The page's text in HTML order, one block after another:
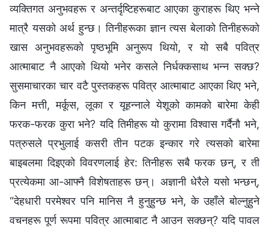
व्यक्तिगत अनुभवहरू र अन्तर्दृष्टिहरूबाट आएका कुराहरू थिए भन्‍ने
मात्रै यसको अर्थ हुन्छ। तिनीहरूका ज्ञान त्यस बेलाको तिनीहरूको
खास अनुभवहरूको पृष्ठभूमि अनुरूप थियो, र यो सबै पवित्र
आत्माबाट नै आएको थियो भनेर कसले निर्धक्‍कसाथ भन्‍न सक्छ?
सुसमाचारका चार वटै पुस्तकहरू पवित्र आत्‍माबाट आएका थिए भने,
किन मत्ती, मर्कूस, लूका र यूहन्‍नाले येशूको कामको बारेमा केही
फरक-फरक कुरा भने? यदि तिमीहरू यो कुरामा विश्‍वास गर्दैनौ भने,
पत्रुसले प्रभुलाई कसरी तीन पटक इन्कार गरे त्यसको बारेमा
बाइबलमा दिइएको विवरणलाई हेर: तिनीहरू सबै फरक छन्, र ती
प्रत्येकमा आ-आफ्‍नै विशेषताहरू छन्। अज्ञानी धेरैले यसो भन्छन्,
“देहधारी परमेश्‍वर पनि मानिस नै हुनुहुन्छ भने, के उहाँले बोल्‍नुहुने
वचनहरू पूर्ण रूपमा पवित्र आत्‍माबाट नै आउन सक्छन्? यदि पावल